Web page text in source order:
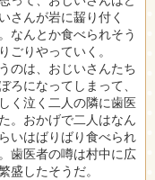
さんが岩に齧り付く
なんとか食べられそう
ごりやっていく。
のは、おじいさんたち
になってしまって、
く泣く二人の隣に歯医
。おかげで二人はなん
いはばりばり食べられ
歯医者の噂は村中に広
盛したそうだ。